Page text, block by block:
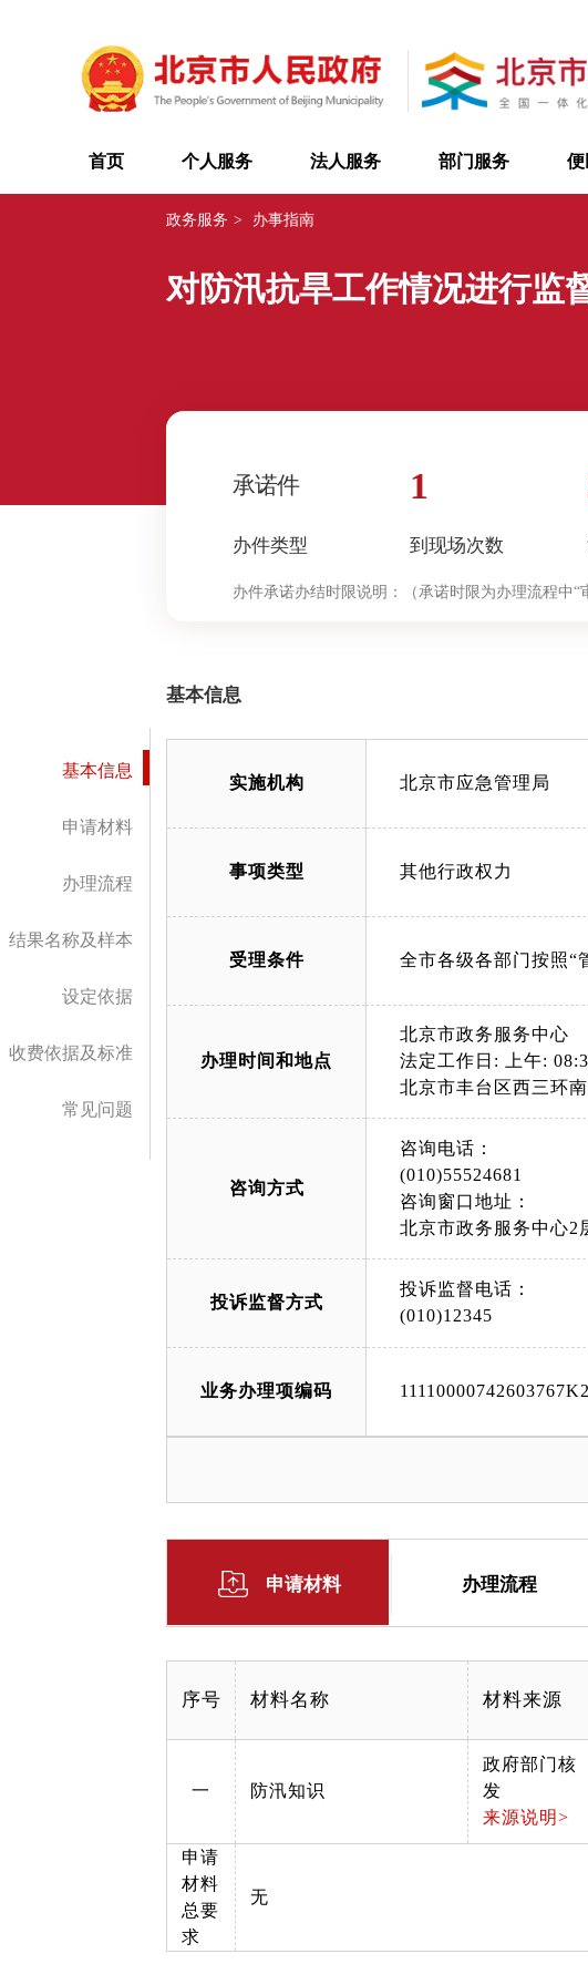
首页 个人服务 法人服务 部门服务 便
政务服务 > 办事指南
对防汛抗旱工作情况进行监
承诺件
办件类型
1
到现场次数
办件承诺办结时限说明： （承诺时限为办理流程中“
基本信息
申请材料
办理流程
结果名称及样本
设定依据
收费依据及标准
常见问题
基本信息
实施机构 北京市应急管理局
事项类型 其他行政权力
受理条件 全市各级各部门按照“
办理时间和地点
北京市政务服务中心
法定工作日: 上午:
北京市丰台区西三环
咨询方式
咨询电话：
(010)55524681
咨询窗口地址：
北京市政务服务中心2
投诉监督方式
投诉监督电话：
(010)12345
业务办理项编码
申请材料 办理流程
序号 材料名称 材料来源
一 防汛知识
政府部门核
发
来源说明>
申请
材料
总要
求
无